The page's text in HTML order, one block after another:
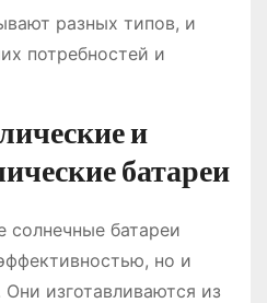
разных типов, и
потребностей и
и
батареи
солнечные батареи
но и
изготавливаются из